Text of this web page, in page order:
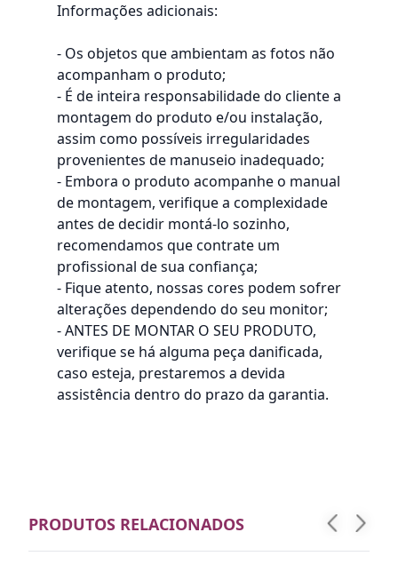
Informações adicionais:
- Os objetos que ambientam as fotos não
acompanham o produto;
- É de inteira responsabilidade do cliente a
montagem do produto e/ou instalação,
assim como possíveis irregularidades
provenientes de manuseio inadequado;
- Embora o produto acompanhe o manual
de montagem, verifique a complexidade
antes de decidir montá-lo sozinho,
recomendamos que contrate um
profissional de sua confiança;
- Fique atento, nossas cores podem sofrer
alterações dependendo do seu monitor;
- ANTES DE MONTAR O SEU PRODUTO,
verifique se há alguma peça danificada,
caso esteja, prestaremos a devida
assistência dentro do prazo da garantia.
PRODUTOS RELACIONADOS